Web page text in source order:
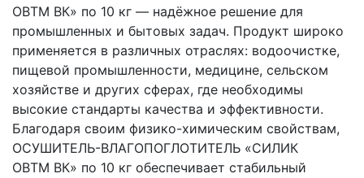
ОВТМ ВК» по 10 кг — надёжное решение для
промышленных и бытовых задач. Продукт широко
применяется в различных отраслях: водоочистке,
пищевой промышленности, медицине, сельском
хозяйстве и других сферах, где необходимы
высокие стандарты качества и эффективности.
Благодаря своим физико-химическим свойствам,
ОСУШИТЕЛЬ-ВЛАГОПОГЛОТИТЕЛЬ «СИЛИК
ОВТМ ВК» по 10 кг обеспечивает стабильный